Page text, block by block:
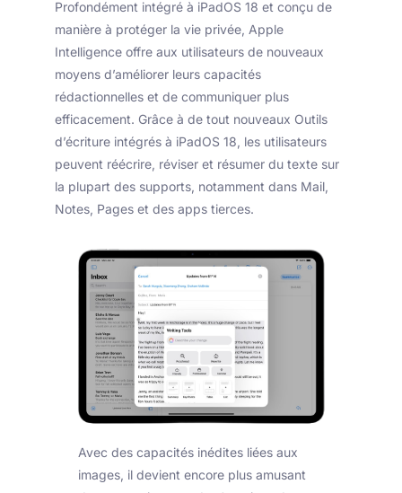
Profondément intégré à iPadOS 18 et conçu de
manière à protéger la vie privée, Apple
Intelligence offre aux utilisateurs de nouveaux
moyens d’améliorer leurs capacités
rédactionnelles et de communiquer plus
efficacement. Grâce à de tout nouveaux Outils
d’écriture intégrés à iPadOS 18, les utilisateurs
peuvent réécrire, réviser et résumer du texte sur
la plupart des supports, notamment dans Mail,
Notes, Pages et des apps tierces.
Avec des capacités inédites liées aux
images, il devient encore plus amusant